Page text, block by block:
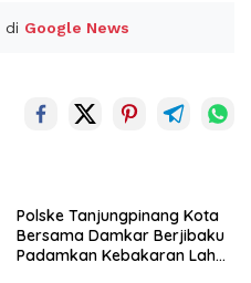
di Google News
Polske Tanjungpinang Kota
Bersama Damkar Berjibaku
Padamkan Kebakaran Lahan